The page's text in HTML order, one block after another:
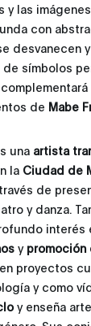
las
con
desvanecen
símbolos
de Mabe
una artista
la Ciudad de
de
y danza.
interés
y promoción
proyectos
y como
y enseña